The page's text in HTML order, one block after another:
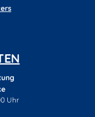
Schließzeiten
Uhr